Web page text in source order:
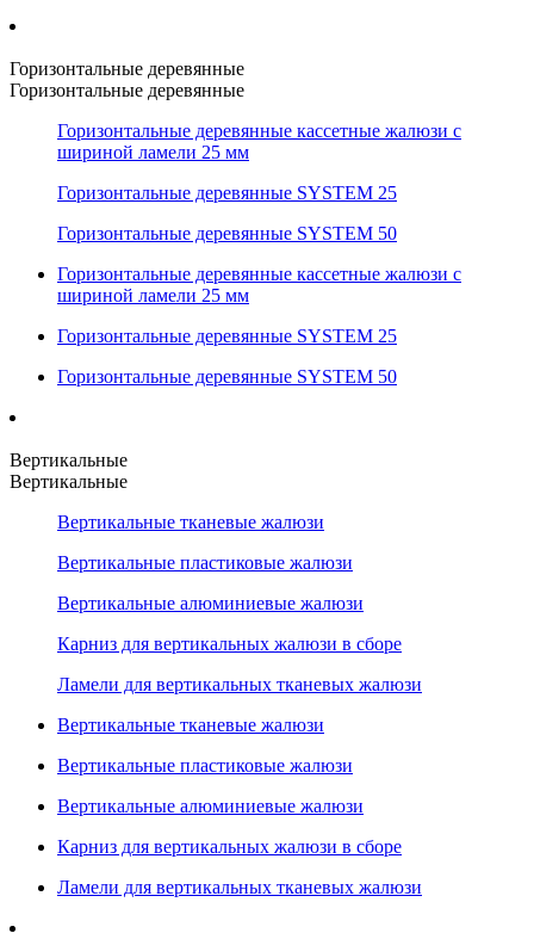
Горизонтальные деревянные
Горизонтальные деревянные
Горизонтальные деревянные кассетные жалюзи с
шириной ламели 25 мм
Горизонтальные деревянные SYSTEM 25
Горизонтальные деревянные SYSTEM 50
Горизонтальные деревянные кассетные жалюзи с
шириной ламели 25 мм
Горизонтальные деревянные SYSTEM 25
Горизонтальные деревянные SYSTEM 50
Вертикальные
Вертикальные
Вертикальные тканевые жалюзи
Вертикальные пластиковые жалюзи
Вертикальные алюминиевые жалюзи
Карниз для вертикальных жалюзи в сборе
Ламели для вертикальных тканевых жалюзи
Вертикальные тканевые жалюзи
Вертикальные пластиковые жалюзи
Вертикальные алюминиевые жалюзи
Карниз для вертикальных жалюзи в сборе
Ламели для вертикальных тканевых жалюзи